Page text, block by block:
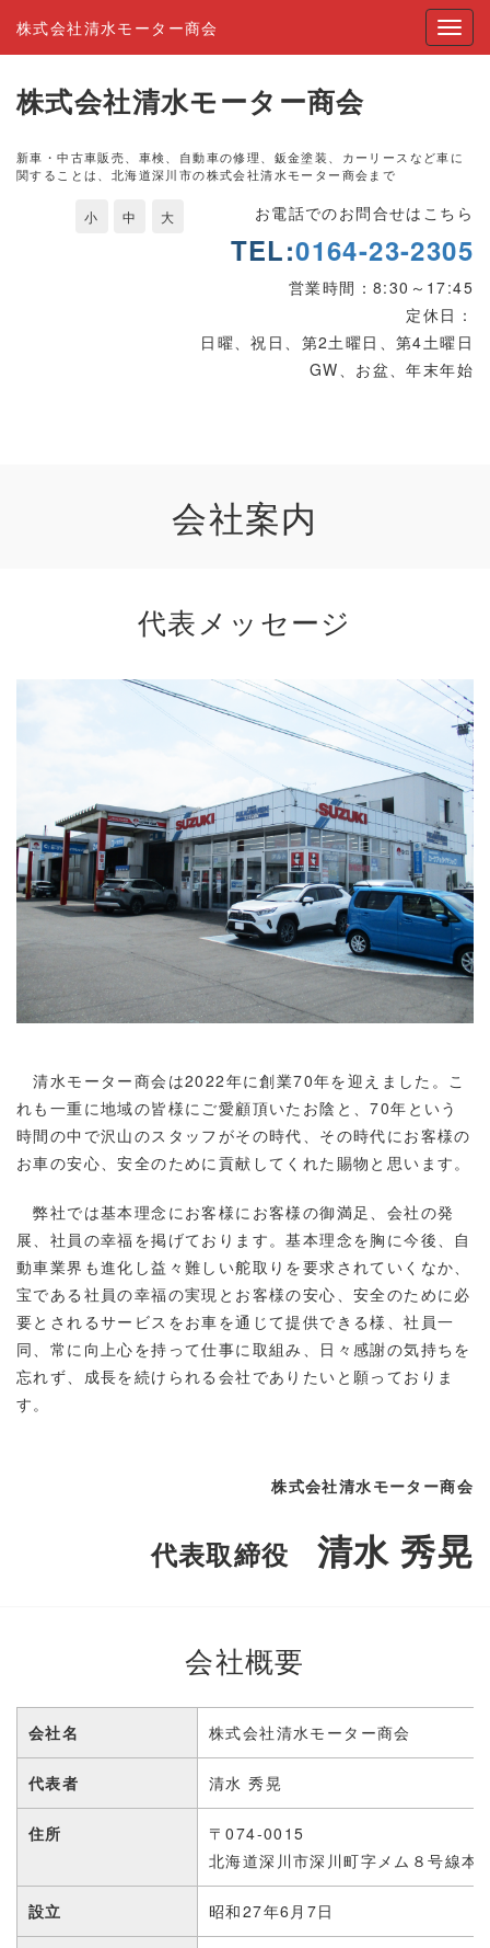
株式会社清水モーター商会
株式会社清水モーター商会
新車・中古車販売、車検、自動車の修理、鈑金塗装、カーリースなど車に
関することは、北海道深川市の株式会社清水モーター商会まで
お電話でのお問合せはこちら
TEL:0164-23-2305
営業時間：8:30～17:45
定休日：
日曜、祝日、第2土曜日、第4土曜日
GW、お盆、年末年始
小 中 大
会社案内
代表メッセージ
清水モーター商会は2022年に創業70年を迎えました。こ
れも一重に地域の皆様にご愛顧頂いたお陰と、70年という
時間の中で沢山のスタッフがその時代、その時代にお客様の
お車の安心、安全のために貢献してくれた賜物と思います。
弊社では基本理念にお客様にお客様の御満足、会社の発
展、社員の幸福を掲げております。基本理念を胸に今後、自
動車業界も進化し益々難しい舵取りを要求されていくなか、
宝である社員の幸福の実現とお客様の安心、安全のために必
要とされるサービスをお車を通じて提供できる様、社員一
同、常に向上心を持って仕事に取組み、日々感謝の気持ちを
忘れず、成長を続けられる会社でありたいと願っておりま
す。
株式会社清水モーター商会
代表取締役 清水 秀晃
会社概要
会社名 株式会社清水モーター商会
代表者 清水 秀晃
住所
〒074-0015
北海道深川市深川町字メム８号線本
設立 昭和27年6月7日